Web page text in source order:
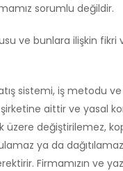
sorumlu değildir.
ve bunlara ilişkin fikri
sistemi, iş metodu
şirketine aittir ve yasal
değiştirilemez,
ya da
Firmamızın ve